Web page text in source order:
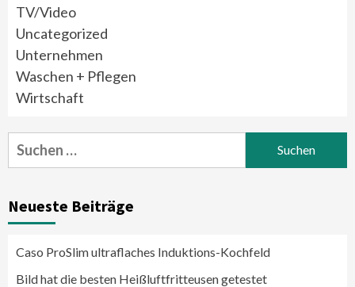
TV/Video
Uncategorized
Unternehmen
Waschen + Pflegen
Wirtschaft
Suchen
nach:
Neueste Beiträge
Caso ProSlim ultraflaches Induktions-Kochfeld
Bild hat die besten Heißluftfritteusen getestet